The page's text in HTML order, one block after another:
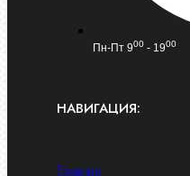
Пн-Пт 900 - 1900
НАВИГАЦИЯ:
Главная